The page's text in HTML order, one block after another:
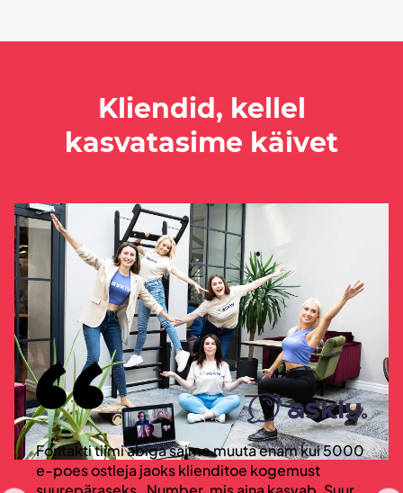
Kliendid, kellel
kasvatasime käivet
Fontakti tiimi abiga saime muuta enam kui 5000
e-poes ostleja jaoks klienditoe kogemust